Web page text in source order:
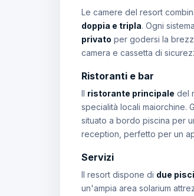
Le camere del resort
doppia e tripla. Ogni
privato per godersi la
camera e cassetta di
Ristoranti e bar
Il ristorante principale del
specialità locali maiorchine.
situato a bordo piscina per
reception, perfetto per un
Servizi
Il resort dispone di due
un'ampia area solarium